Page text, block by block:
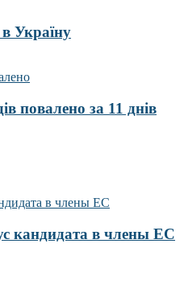
Україну
повалено за 11 днів
кандидата в члены ЕС